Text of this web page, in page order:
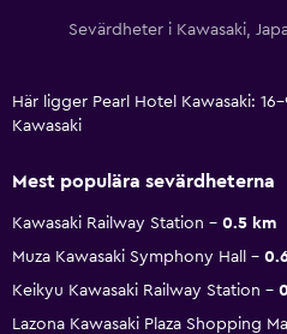
Sevärdheter i Kawasaki,
Här ligger Pearl Hotel Kawasaki:
Kawasaki
Mest populära sevärdheterna
Kawasaki Railway Station
0.5 km
Muza Kawasaki Symphony Hall
Keikyu Kawasaki Railway Station
Lazona Kawasaki Plaza Shopping Mall